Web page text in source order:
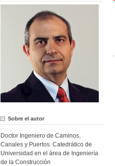
Sobre el autor
Doctor Ingeniero de Caminos,
Canales y Puertos. Catedrático de
Universidad en el área de Ingeniería
de la Construcción